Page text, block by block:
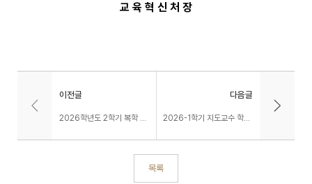
교 육 혁 신 처 장
이전글
2026학년도 2학기 복학 신청 안내(~8.28까지 신청기간 연장)
다음글
2026-1학기 지도교수 학생지도 및 상담 만족도 조사 실시
목록